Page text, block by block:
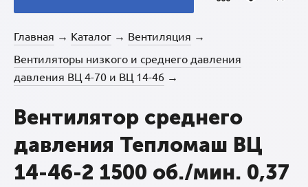
Главная → Каталог → Вентиляция →
Вентиляторы низкого и среднего давления
давления ВЦ 4-70 и ВЦ 14-46 →
Вентилятор среднего
давления Тепломаш ВЦ
14-46-2 1500 об./мин. 0,37